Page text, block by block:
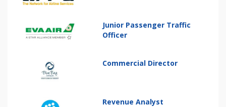
Junior Passenger Traffic
Officer
Commercial Director
Revenue Analyst